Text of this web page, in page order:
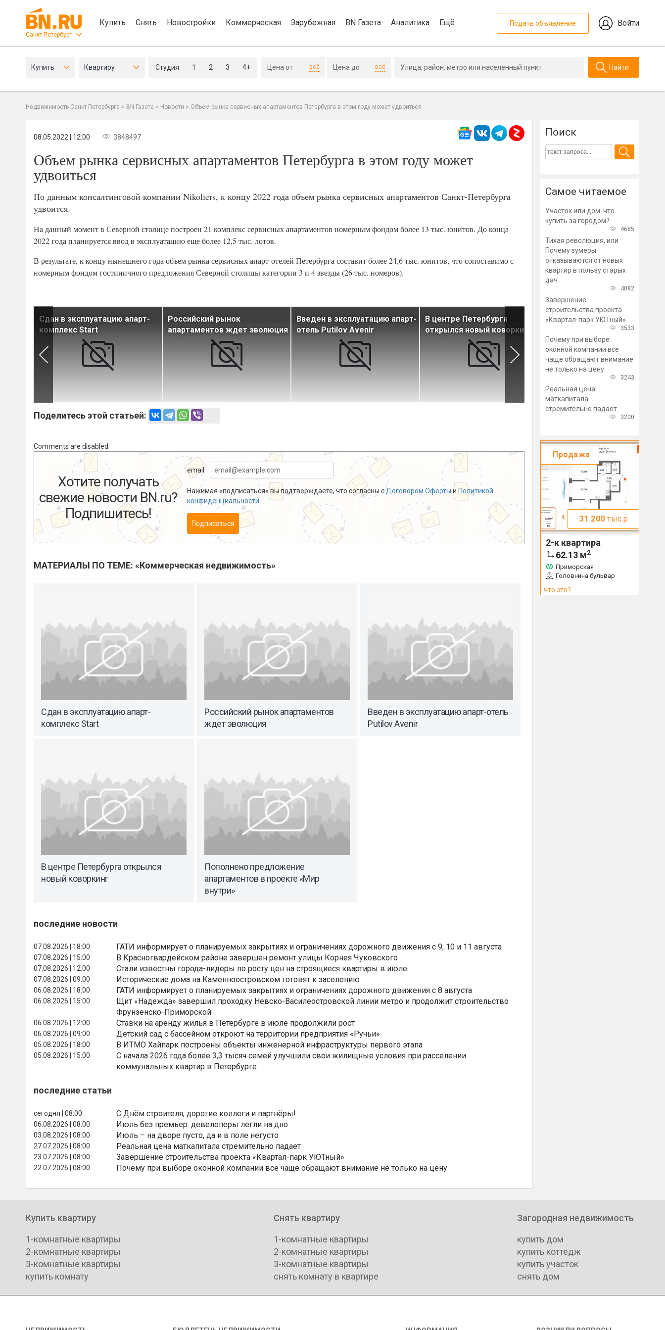
Санкт-Петербург
Купить Снять Новостройки Коммерческая Зарубежная BN Газета Аналитика Ещё Подать объявление Войти
Купить Квартиру Студия 1 2 3 4+ всё всё Найти
Недвижимость Санкт-Петербурга > BN Газета > Новости > Объем рынка сервисных апартаментов Петербурга в этом году может удвоиться
08.05.2022 | 12:00 3848497
Объем рынка сервисных апартаментов Петербурга в этом году может
удвоиться
По данным консалтинговой компании Nikoliers, к концу 2022 года объем рынка сервисных апартаментов Санкт-Петербурга
удвоится.
На данный момент в Северной столице построен 21 комплекс сервисных апартаментов номерным фондом более 13 тыс. юнитов. До конца
2022 года планируется ввод в эксплуатацию еще более 12,5 тыс. лотов.
В результате, к концу нынешнего года объем рынка сервисных апарт-отелей Петербурга составит более 24,6 тыс. юнитов, что сопоставимо с
номерным фондом гостиничного предложения Северной столицы категории 3 и 4 звезды (26 тыс. номеров).
Сдан в эксплуатацию апарт-
комплекс Start
Российский рынок
апартаментов ждет эволюция
Введен в эксплуатацию апарт-
отель Putilov Avenir
В центре Петербурга
открылся новый коворкинг
Пополнено предложение
апартаментов в проекте
внутри»
Поделитесь этой статьей:
Comments are disabled
Хотите получать
свежие новости BN.ru?
Подпишитесь!
email:
Нажимая «подписаться» вы подтверждаете, что согласны с Договором Оферты и Политикой
конфиденциальности
Подписаться
МАТЕРИАЛЫ ПО ТЕМЕ: «Коммерческая недвижимость»
Сдан в эксплуатацию апарт-
комплекс Start
Российский рынок апартаментов
ждет эволюция
Введен в эксплуатацию апарт-отель
Putilov Avenir
В центре Петербурга открылся
новый коворкинг
Пополнено предложение
апартаментов в проекте «Мир
внутри»
последние новости
07.08.2026 | 18:00 ГАТИ информирует о планируемых закрытиях и ограничениях дорожного движения с 9, 10 и 11 августа
07.08.2026 | 15:00 В Красногвардейском районе завершен ремонт улицы Корнея Чуковского
07.08.2026 | 12:00 Стали известны города-лидеры по росту цен на строящиеся квартиры в июле
07.08.2026 | 09:00 Исторические дома на Каменноостровском готовят к заселению
06.08.2026 | 18:00 ГАТИ информирует о планируемых закрытиях и ограничениях дорожного движения с 8 августа
06.08.2026 | 15:00
Щит «Надежда» завершил проходку Невско-Василеостровской линии метро и продолжит строительство
Фрунзенско-Приморской
06.08.2026 | 12:00 Ставки на аренду жилья в Петербурге в июле продолжили рост
06.08.2026 | 09:00 Детский сад с бассейном откроют на территории предприятия «Ручьи»
05.08.2026 | 18:00 В ИТМО Хайпарк построены объекты инженерной инфраструктуры первого этапа
05.08.2026 | 15:00
С начала 2026 года более 3,3 тысяч семей улучшили свои жилищные условия при расселении
коммунальных квартир в Петербурге
последние статьи
сегодня | 08:00 С Днём строителя, дорогие коллеги и партнёры!
06.08.2026 | 08:00 Июль без премьер: девелоперы легли на дно
03.08.2026 | 08:00 Июль – на дворе пусто, да и в поле негусто
27.07.2026 | 08:00 Реальная цена маткапитала стремительно падает
23.07.2026 | 08:00 Завершение строительства проекта «Квартал-парк УЮТный»
22.07.2026 | 08:00 Почему при выборе оконной компании все чаще обращают внимание не только на цену
Поиск
Самое читаемое
Участок или дом: что
купить за городом?
4685
Тихая революция, или
Почему зумеры
отказываются от новых
квартир в пользу старых
дач
4082
Завершение
строительства проекта
«Квартал-парк УЮТный»
3533
Почему при выборе
оконной компании все
чаще обращают внимание
не только на цену
3243
Реальная цена
маткапитала
стремительно падает
3200
Продажа
31 200 тыс.р.
2-к квартира
62.13 м2
Приморская
Головнина бульвар
что это?
Купить квартиру
1-комнатные квартиры
2-комнатные квартиры
3-комнатные квартиры
купить комнату
Снять квартиру
1-комнатные квартиры
2-комнатные квартиры
3-комнатные квартиры
снять комнату в квартире
Загородная недвижимость
купить дом
купить коттедж
купить участок
снять дом